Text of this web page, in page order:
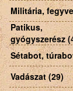
Militária,
Patikus,
gyógyszerész
Sétabot,
Vadászat (29)